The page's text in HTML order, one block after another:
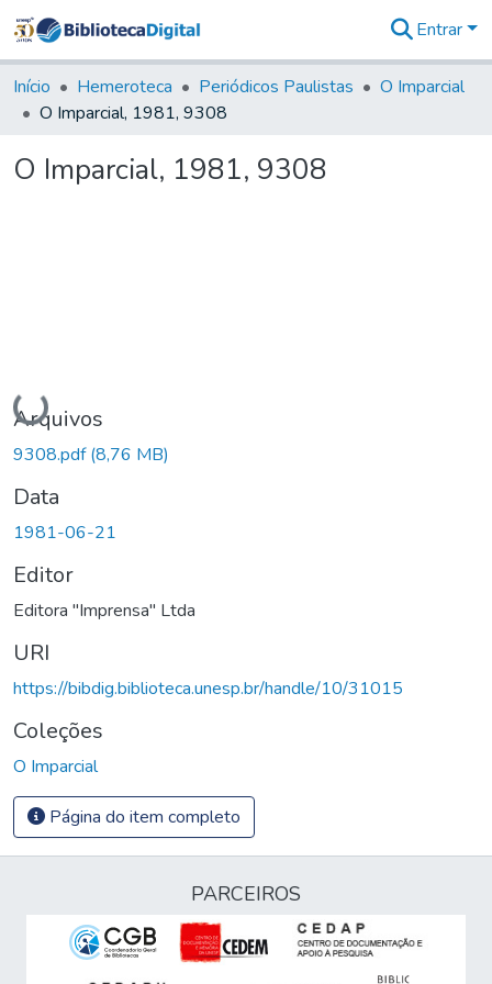
&
Coleções
Tudo na
Digital
Entrar
Início Hemeroteca Periódicos Paulistas
O Imparcial
O Imparcial, 1981, 9308
O Imparcial, 1981, 9308
Carregando...
Arquivos
9308.pdf(8,76 MB)
Data
1981-06-21
Editor
Editora "Imprensa" Ltda
URI
https://bibdig.biblioteca.unesp.br/handle/10/31015
Coleções
O Imparcial
Página do item completo
PARCEIROS